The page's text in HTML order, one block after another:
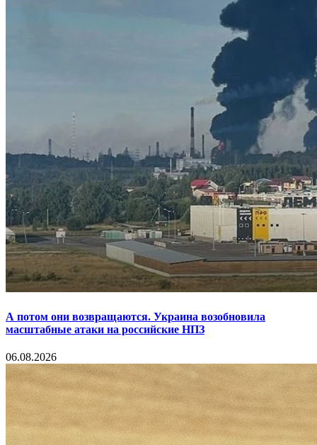
А потом они возвращаются. Украина возобновила
масштабные атаки на российские НПЗ
06.08.2026